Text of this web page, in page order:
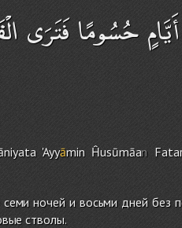
حُسُومًا فَتَرَى
'Ayyāmin Ĥusūmāan
ночей и восьми дней
стволы.